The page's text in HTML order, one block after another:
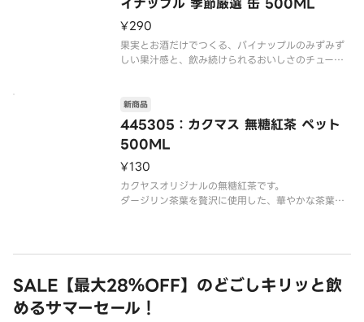
¥290
果実とお酒だけでつくる、パイナップルのみずみず
しい果汁感と、飲み続けられるおいしさのチューハ
445305：カクマス 無糖紅茶 ペット
500ML
新商品
¥130
カクヤスオリジナルの無糖紅茶です。
ダージリン茶葉を贅沢に使用した、華やかな茶葉の
SALE【最大28％OFF】のどごしキリッと飲
めるサマーセール！